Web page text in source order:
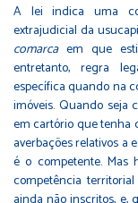
A lei indica uma
extrajudicial da
comarcaem que
entretanto, regra
específica quando na
imóveis. Quando seja
em cartório que tenha
averbações relativos a
é o competente. Mas
competência